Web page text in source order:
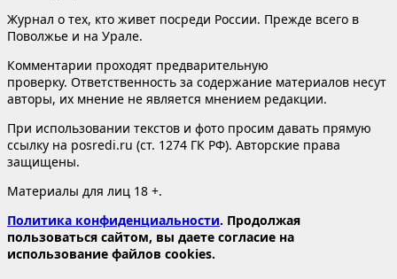
Журнал о тех, кто живет посреди России. Прежде всего в
Поволжье и на Урале.
Комментарии проходят предварительную
проверку. Ответственность за содержание материалов несут
авторы, их мнение не является мнением редакции.
При использовании текстов и фото просим давать прямую
ссылку на posredi.ru (ст. 1274 ГК РФ). Авторские права
защищены.
Материалы для лиц 18 +.
Политика конфиденциальности. Продолжая
пользоваться сайтом, вы даете согласие на
использование файлов cookies.